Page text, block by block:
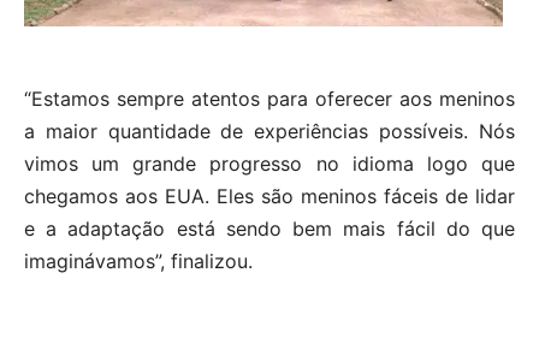
“Estamos sempre atentos para oferecer aos meninos
a maior quantidade de experiências possíveis. Nós
vimos um grande progresso no idioma logo que
chegamos aos EUA. Eles são meninos fáceis de lidar
e a adaptação está sendo bem mais fácil do que
imaginávamos”, finalizou.